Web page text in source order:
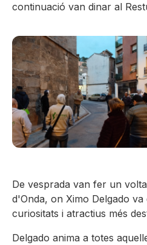
continuació van dinar al
De vesprada van fer un
d'Onda, on Ximo Delgado
curiositats i atractius més
Delgado anima a totes